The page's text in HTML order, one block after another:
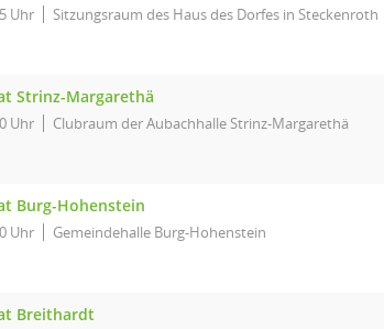
Uhr Sitzungsraum des Haus des Dorfes in Steckenroth
Strinz-Margarethä
Uhr Clubraum der Aubachhalle Strinz-Margarethä
Burg-Hohenstein
Uhr Gemeindehalle Burg-Hohenstein
Breithardt